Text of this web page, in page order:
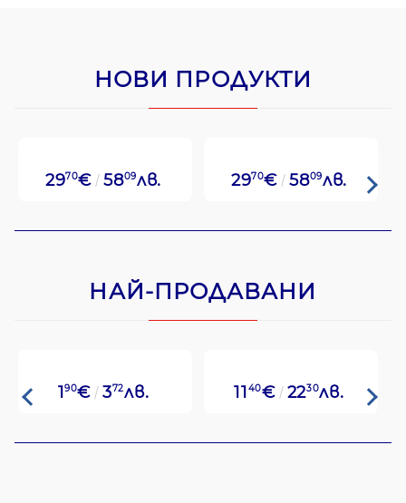
НОВИ ПРОДУКТИ
2970€ 5809лв. 2970€ 5809лв.
НАЙ-ПРОДАВАНИ
190€ 372лв. 11 40€ 2230лв.